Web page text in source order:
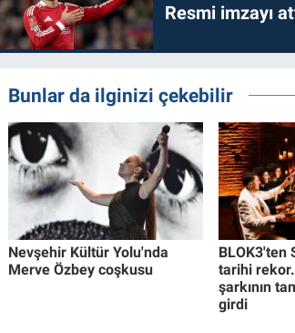
Resmi imzayı
Bunlar da ilginizi çekebilir
Nevşehir Kültür Yolu'nda
Merve Özbey coşkusu
BLOK3'ten
tarihi
şarkının
girdi